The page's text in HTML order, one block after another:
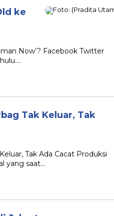
ke
Now’? Facebook Twitter
Tak Keluar, Tak
Tak Ada Cacat Produksi
yang saat…